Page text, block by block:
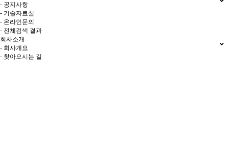
- 공지사항
- 기술자료실
- 온라인문의
- 전체검색 결과
회사소개
- 회사개요
- 찾아오시는 길